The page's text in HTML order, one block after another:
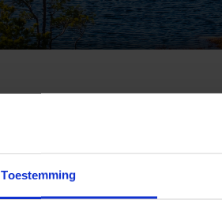
Toestemming
GROEPSREIZEN